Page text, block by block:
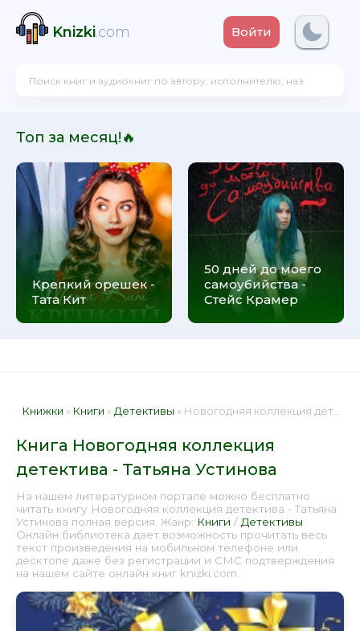
Knizki.com Войти
Топ за месяц!🔥
Крепкий орешек -
Тата Кит
50 дней до моего
самоубийства -
Стейс Крамер
Книжки » Книги » Детективы » Новогодняя коллекция детектива - Татьяна Устинова 📕 - Книга онлайн бесплатно
Книга Новогодняя коллекция
детектива - Татьяна Устинова
На нашем литературном портале можно бесплатно
читать книгу Новогодняя коллекция детектива - Татьяна
Устинова полная версия. Жанр: Книги / Детективы
Онлайн библиотека дает возможность прочитать весь
текст произведения на мобильном телефоне или
десктопе даже без регистрации и СМС подтверждения
на нашем сайте онлайн книг knizki.com.